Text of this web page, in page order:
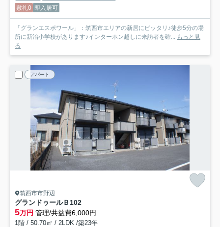
敷礼0 即入居可
「グランエスポワール」：筑西市エリアの新居にピッタリ♪徒歩5分の場
所に新治小学校があります♪インターホン越しに来訪者を確...
もっと見
る
アパート
筑西市市野辺
グランドゥールＢ 102
5万円 管理/共益費6,000円
1階 / 50.70㎡ / 2LDK /築23年